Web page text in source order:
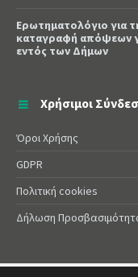
Ερωτηματολόγιο για
καταγραφή απόψεων
εντός των Δήμων
Χρήσιμοι
Όροι Χρήσης
GDPR
Πολιτική cookies
Δήλωση